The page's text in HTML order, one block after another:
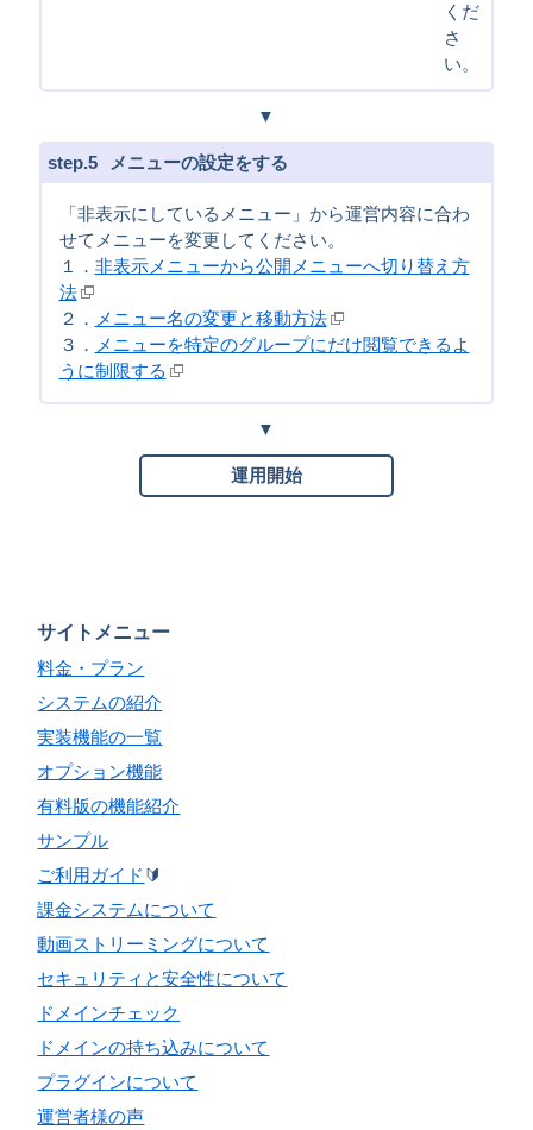
くだ
さ
い。
5 メニューの設定をする
「非表示にしているメニュー」から運営内容に合わ
せてメニューを変更してください。
１． 非表示メニューから公開メニューへ切り替え方
法
２．
メニュー名の変更と移動方法
３．
メニューを特定のグループにだけ閲覧できるよ
うに制限する
運用開始
サイトメニュー
料金・プラン
システムの紹介
実装機能の一覧
オプション機能
有料版の機能紹介
サンプル
ご利用ガイド 🔰
課金システムについて
動画ストリーミングについて
セキュリティと安全性について
ドメインチェック
ドメインの持ち込みについて
プラグインについて
運営者様の声